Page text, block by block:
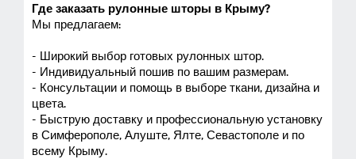
Где заказать рулонные шторы в Крыму?
Мы предлагаем:
- Широкий выбор готовых рулонных штор.
- Индивидуальный пошив по вашим размерам.
- Консультации и помощь в выборе ткани, дизайна и
цвета.
- Быструю доставку и профессиональную установку
в Симферополе, Алуште, Ялте, Севастополе и по
всему Крыму.